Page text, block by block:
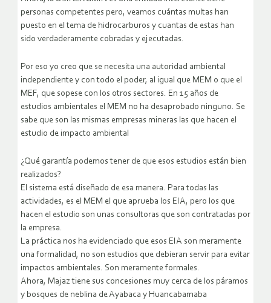
personas competentes pero, veamos cuántas multas han
puesto en el tema de hidrocarburos y cuantas de estas han
sido verdaderamente cobradas y ejecutadas.
Por eso yo creo que se necesita una autoridad ambiental
independiente y con todo el poder, al igual que MEM o que el
MEF, que sopese con los otros sectores. En 15 años de
estudios ambientales el MEM no ha desaprobado ninguno. Se
sabe que son las mismas empresas mineras las que hacen el
estudio de impacto ambiental
¿Qué garantía podemos tener de que esos estudios están bien
realizados?
El sistema está diseñado de esa manera. Para todas las
actividades, es el MEM el que aprueba los EIA, pero los que
hacen el estudio son unas consultoras que son contratadas por
la empresa.
La práctica nos ha evidenciado que esos EIA son meramente
una formalidad, no son estudios que debieran servir para evitar
impactos ambientales. Son meramente formales.
Ahora, Majaz tiene sus concesiones muy cerca de los páramos
y bosques de neblina de Ayabaca y Huancabamaba